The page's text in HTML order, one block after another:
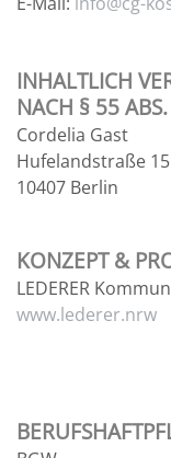
INHALTLICH
NACH § 55
Cordelia Gast
Hufelandstraße 15
10407 Berlin
KONZEPT &
LEDERER
www.lederer.nrw